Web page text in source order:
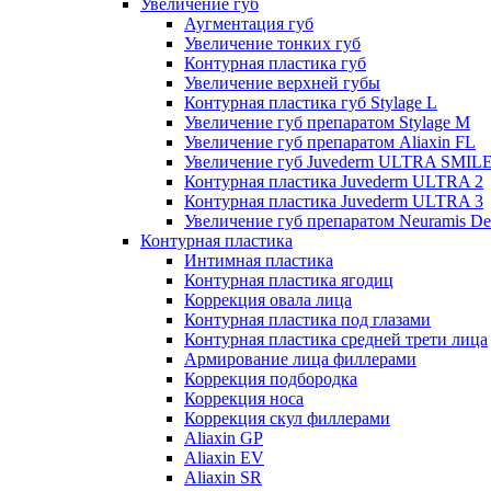
Увеличение губ
Аугментация губ
Увеличение тонких губ
Контурная пластика губ
Увеличение верхней губы
Контурная пластика губ Stylage L
Увеличение губ препаратом Stylage M
Увеличение губ препаратом Aliaxin FL
Увеличение губ Juvederm ULTRA
Контурная пластика Juvederm ULTRA 2
Контурная пластика Juvederm ULTRA 3
Увеличение губ препаратом Neuramis
Контурная пластика
Интимная пластика
Контурная пластика ягодиц
Коррекция овала лица
Контурная пластика под глазами
Контурная пластика средней трети лица
Армирование лица филлерами
Коррекция подбородка
Коррекция носа
Коррекция скул филлерами
Aliaxin GP
Aliaxin EV
Aliaxin SR